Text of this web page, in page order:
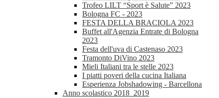
Trofeo LILT “Sport è Salute” 2023
Bologna FC - 2023
FESTA DELLA BRACIOLA 2023
Buffet all'Agenzia Entrate di Bologna
2023
Festa dell'uva di Castenaso 2023
Tramonto DiVino 2023
Mieli Italiani tra le stelle 2023
I piatti poveri della cucina Italiana
Esperienza Jobshadowing - Barcellona
Anno scolastico 2018_2019